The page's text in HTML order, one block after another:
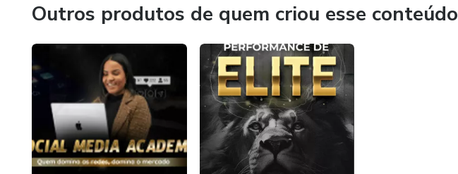
Outros produtos de quem criou esse conteúdo